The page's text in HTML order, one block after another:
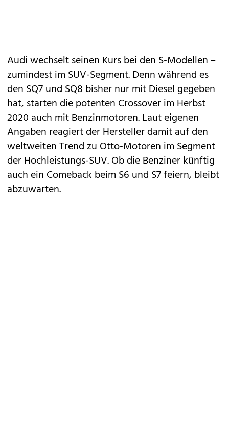
Audiwechselt seinen Kurs bei den S-Modellen –
zumindest im SUV-Segment. Denn während es
den SQ7und SQ8 bisher nur mit Diesel gegeben
hat, starten die potenten Crossover im Herbst
2020 auch mit Benzinmotoren. Laut eigenen
Angaben reagiert der Hersteller damit auf den
weltweiten Trend zu Otto-Motoren im Segment
der Hochleistungs-SUV. Ob die Benziner künftig
auch ein Comeback beim S6 und S7feiern, bleibt
abzuwarten.